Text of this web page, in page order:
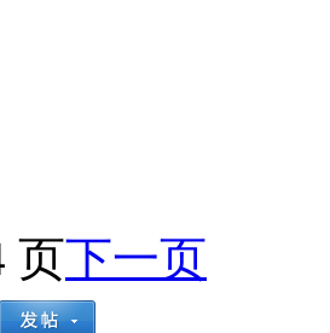
页下一页